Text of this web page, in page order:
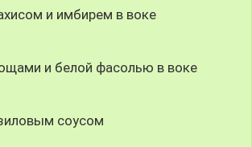
и имбирем в воке
и белой фасолью в воке
соусом